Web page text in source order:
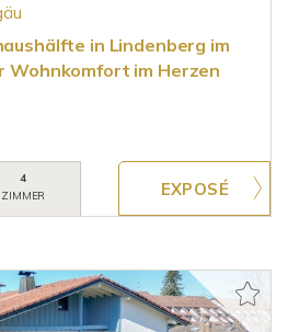
in Lindenberg im
Wohnkomfort im Herzen
4
ZIMMER